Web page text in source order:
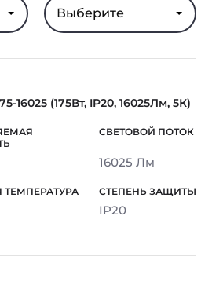
Выберите
16025 (175Вт, IP20, 16025Лм, 5К)
16025 Лм
IP20